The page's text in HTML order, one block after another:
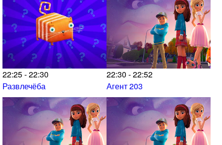
22:25 - 22:30
Развлечёба
22:30 - 22:52
Агент 203